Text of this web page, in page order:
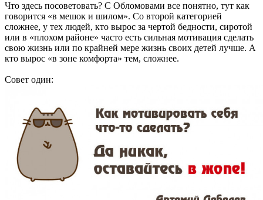
Что здесь посоветовать? С Обломовами все понятно, тут как
говорится «в мешок и шилом». Со второй категорией
сложнее, у тех людей, кто вырос за чертой бедности, сиротой
или в «плохом районе» часто есть сильная мотивация сделать
свою жизнь или по крайней мере жизнь своих детей лучше. А
кто вырос «в зоне комфорта» тем, сложнее.
Совет один: